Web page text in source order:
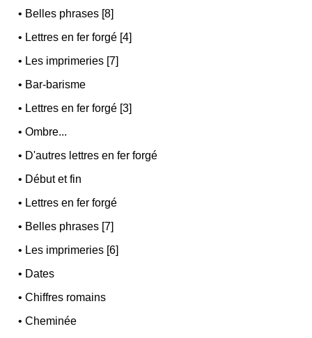
• Belles phrases [8]
• Lettres en fer forgé [4]
• Les imprimeries [7]
• Bar-barisme
• Lettres en fer forgé [3]
•Ombre...
• D'autres lettres en fer forgé
• Début et fin
• Lettres en fer forgé
• Belles phrases [7]
• Les imprimeries [6]
• Dates
•Chiffres romains
•Cheminée